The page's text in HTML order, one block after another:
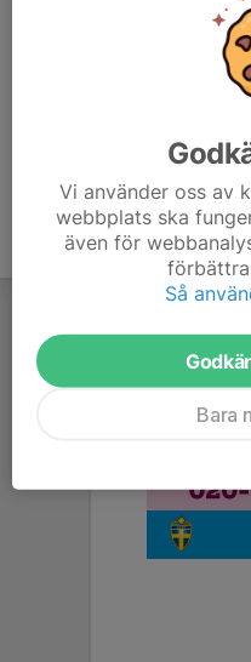
Vi använder oss av
webbplats ska
även för
Så
Bara